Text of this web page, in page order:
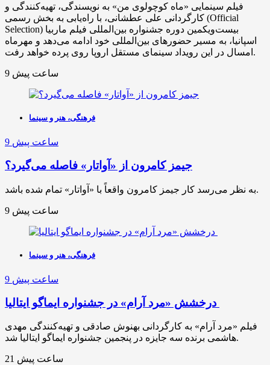
فیلم سینمایی «ماه کوچولوی من» به نویسندگی، تهیه‌کنندگی و
کارگردانی علی عطشانی، با راه‌یابی به بخش رسمی (Official
Selection) بیست‌ویکمین دوره جشنواره بین‌المللی فیلم ماربیا
اسپانیا، به مسیر حضورهای بین‌المللی خود ادامه می‌دهد و مهرماه
امسال در این رویداد سینمای مستقل اروپا روی پرده خواهد رفت.
9 ساعت پیش
فرهنگی، هنر و سینما
9 ساعت پیش
جیمز کامرون از «آواتار» فاصله می‌گیرد؟
به نظر می‌رسد کار جیمز کامرون واقعاً با «آواتار» تمام شده باشد.
9 ساعت پیش
فرهنگی، هنر و سینما
9 ساعت پیش
فیلم «مرد آرام» به کارگردانی بهنوش صادقی و تهیه‌کنندگی مهدی
هاشمی برنده سه جایزه در پنجمین جشنواره ایماگو ایتالیا شد.
21 ساعت پیش